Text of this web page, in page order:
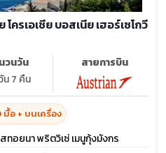
ครเอเชีย บอสเนีย เฮอร์เซโกวี
วนวัน
น 7 คืน
สายการบิน
มื้อ + บนเครื่อง
ทอยนา พริตวิเซ่ เมนูกุ้งมังกร